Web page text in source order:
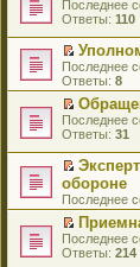
о
м
с
о
о
б
щ
е
н
ю
т
а
н
н
о
м
у
с
о
о
б
щ
е
н
и
ю
м
у
н
е
п
р
о
ч
и
т
а
н
н
о
м
у
с
о
е
р
в
о
м
у
н
е
п
р
ч
и
т
а
н
н
о
м
т
и
к
п
е
р
в
о
м
у
н
е
п
р
о
и
т
е
е
й
т
и
к
п
е
р
в
о
м
у
н
е
п
р
Последнее
Ответы: 110
П
е
р
е
й
т
к
п
е
р
в
о
м
у
Последнее
Ответы: 8
П
е
е
й
т
и
к
п
е
р
Последнее
Ответы: 31
П
е
р
е
й
т
обороне
Последнее
П
е
Последнее
Ответы: 214